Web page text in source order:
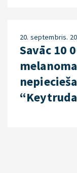
20. septembris.
Savāc 10